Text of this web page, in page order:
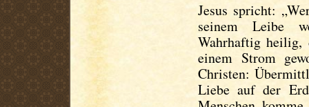
Jesus spricht:
seinem Leibe
Wahrhaftig
einem Strom
Christen:
Liebe auf der